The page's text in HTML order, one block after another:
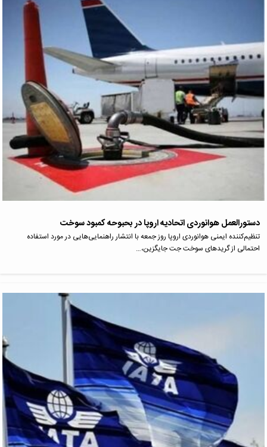
دستورالعمل هوانوردی اتحادیه اروپا در بحبوحه کمبود سوخت
تنظیم‌کننده ایمنی هوانوردی اروپا روز جمعه با انتشار راهنمایی‌هایی در مورد استفاده
احتمالی از گریدهای سوخت جت جایگزین،…